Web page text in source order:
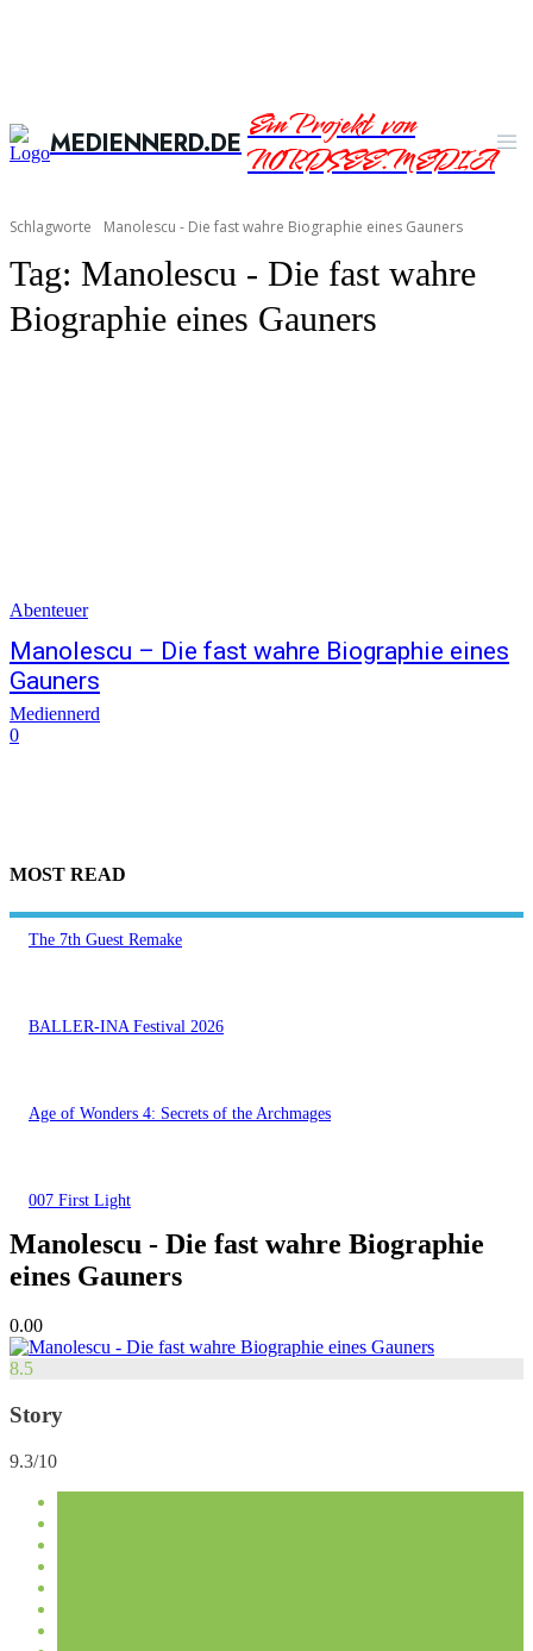
MEDIENNERD.DEEin Projekt von
NORDSEE.MEDIA
Schlagworte Manolescu - Die fast wahre Biographie eines Gauners
Tag: Manolescu - Die fast wahre
Biographie eines Gauners
Abenteuer
Manolescu – Die fast wahre Biographie eines
Gauners
Mediennerd
0
MOST READ
The 7th Guest Remake
BALLER-INA Festival 2026
Age of Wonders 4: Secrets of the Archmages
007 First Light
Manolescu - Die fast wahre Biographie
eines Gauners
0.00
8.5
Story
9.3/10